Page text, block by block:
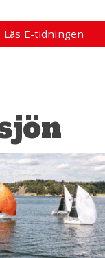
Läs E-tidningen